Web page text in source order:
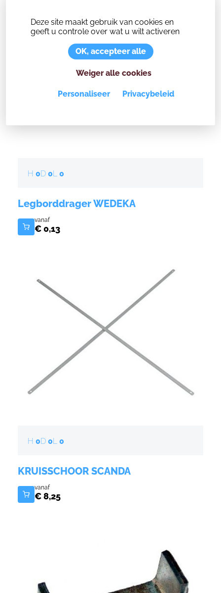
H 0D 0L 0
Legborddrager WEDEKA
vanaf
€ 0,13
H 0D 0L 0
KRUISSCHOOR SCANDA
vanaf
€ 8,25
Deze site maakt gebruik van cookies en
geeft u controle over wat u wilt activeren
OK, accepteer alle
Weiger alle cookies
Personaliseer Privacybeleid